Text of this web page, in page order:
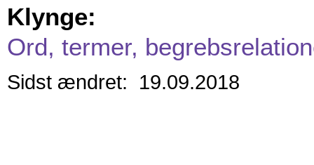
Klynge:
Ord, termer,
Sidst ændret: 19.09.2018